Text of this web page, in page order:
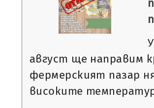
август ще направим
фермерският пазар
високите